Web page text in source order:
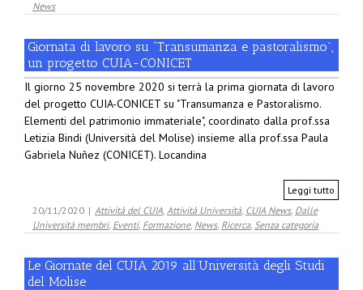
News
Giornata di lavoro su “Transumanza e pastoralismo”,
un progetto CUIA-CONICET
Il giorno 25 novembre 2020 si terrà la prima giornata di lavoro
del progetto CUIA-CONICET su "Transumanza e Pastoralismo.
Elementi del patrimonio immateriale", coordinato dalla prof.ssa
Letizia Bindi (Università del Molise) insieme alla prof.ssa Paula
Gabriela Nuñez (CONICET). Locandina
Leggi tutto
20/11/2020 | Attività del CUIA, Attività Università, CUIA News, Dalle
Università membri, Eventi, Formazione, News, Ricerca, Senza categoria
Le Giornate del CUIA 2019 all’Università degli Studi
del Molise